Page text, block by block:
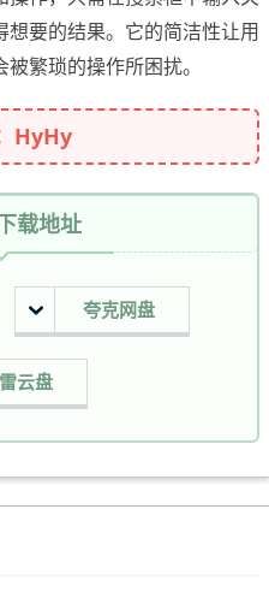
要的结果。它的简洁性让用
繁琐的操作所困扰。
HyHy
载地址
夸克网盘
云盘